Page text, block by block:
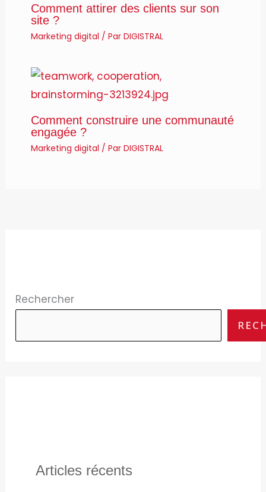
Comment attirer des clients sur son
site ?
Marketing digital / Par DIGISTRAL
Comment construire une communauté
engagée ?
Marketing digital / Par DIGISTRAL
Rechercher
Articles récents